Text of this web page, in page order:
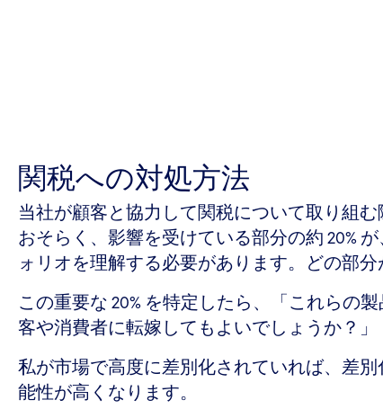
関税への対処方法
当社が顧客と協力して関税について取り組
おそらく、影響を受けている部分の約 20%
ォリオを理解する必要があります。どの部
この重要な 20% を特定したら、「これらの
客や消費者に転嫁してもよいでしょうか？」
私が市場で高度に差別化されていれば、差
能性が高くなります。